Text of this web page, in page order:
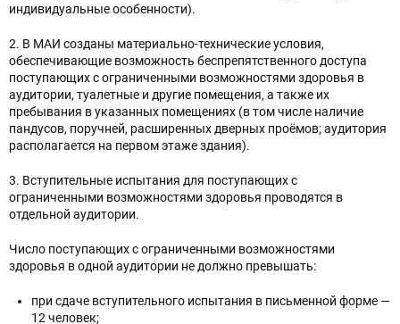
индивидуальные особенности).
2. В МАИ созданы материально-технические условия,
обеспечивающие возможность беспрепятственного доступа
поступающих с ограниченными возможностями здоровья в
аудитории, туалетные и другие помещения, а также их
пребывания в указанных помещениях (в том числе наличие
пандусов, поручней, расширенных дверных проёмов; аудитория
располагается на первом этаже здания).
3. Вступительные испытания для поступающих с
ограниченными возможностями здоровья проводятся в
отдельной аудитории.
Число поступающих с ограниченными возможностями
здоровья в одной аудитории не должно превышать:
при сдаче вступительного испытания в письменной форме —
12 человек;